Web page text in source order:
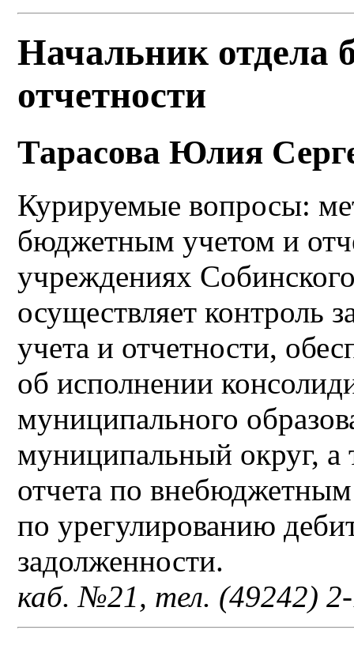
Начальник отдела
отчетности
Тарасова Юлия
Курируемые вопросы:
бюджетным учетом и
учреждениях
осуществляет контроль
учета и отчетности,
об исполнении
муниципального
муниципальный округ, а
отчета по
по урегулированию
задолженности.
каб. №21, тел. (49242)